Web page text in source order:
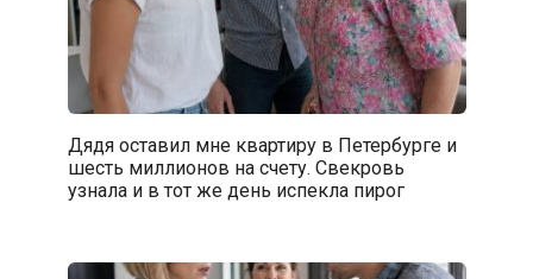
Дядя оставил мне квартиру в Петербурге и
шесть миллионов на счету. Свекровь
узнала и в тот же день испекла пирог